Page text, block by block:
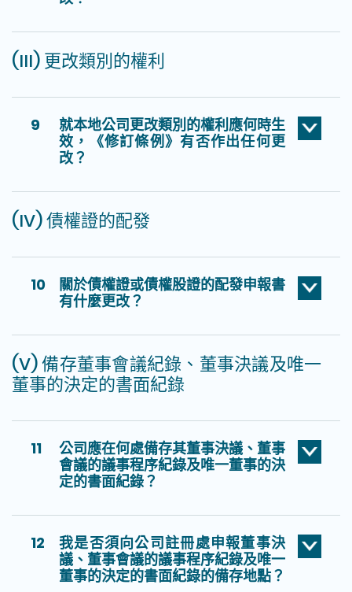
(III) 更改類別的權利
9
就本地公司更改類別的權利應何時生
效，《修訂條例》有否作出任何更
改？
(IV) 債權證的配發
10
關於債權證或債權股證的配發申報書
有什麼更改？
(V) 備存董事會議紀錄、董事決議及唯一
董事的決定的書面紀錄
11
公司應在何處備存其董事決議、董事
會議的議事程序紀錄及唯一董事的決
定的書面紀錄？
12
我是否須向公司註冊處申報董事決
議、董事會議的議事程序紀錄及唯一
董事的決定的書面紀錄的備存地點？